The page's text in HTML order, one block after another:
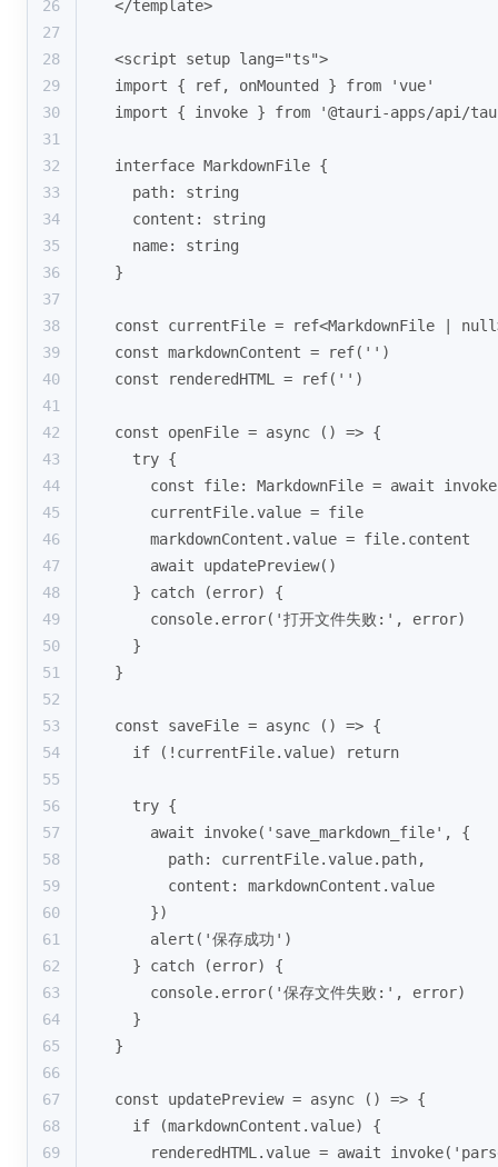
26
</template>
27
28
<script setup lang="ts">
29
import { ref, onMounted } from 'vue'
30
import { invoke } from '@tauri-apps/api/
31
32
interface MarkdownFile {
33
  path: string
34
  content: string
35
  name: string
36
}
37
38
const currentFile = ref<MarkdownFile |
39
const markdownContent = ref('')
40
const renderedHTML = ref('')
41
42
const openFile = async () => {
43
  try {
44
const file: MarkdownFile = await
45
    currentFile.value = file
46
    markdownContent.value = file.content
47
    await updatePreview()
48
  } catch (error) {
49
    console.error('打开文件失败:', error)
50
  }
51
}
52
53
const saveFile = async () => {
54
  if (!currentFile.value) return
55
56
  try {
57
    await invoke('save_markdown_file', {
58
      path: currentFile.value.path,
59
      content: markdownContent.value
60
    })
61
    alert('保存成功')
62
  } catch (error) {
63
    console.error('保存文件失败:', error)
64
  }
65
}
66
67
const updatePreview = async () => {
68
  if (markdownContent.value) {
69
renderedHTML.value = await